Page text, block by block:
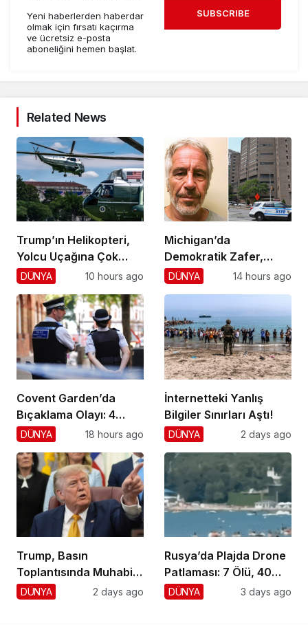
Yeni haberlerden haberdar
olmak için fırsatı kaçırma
ve ücretsiz e-posta
aboneliğini hemen başlat.
SUBSCRIBE
Related News
Trump’ın Helikopteri,
Yolcu Uçağına Çok
Yaklaştı!
DÜNYA 10 hours ago
Michigan’da
Demokratik Zafer,
Cumhuriyetçilere
DÜNYA 14 hours ago
Covent Garden’da
Bıçaklama Olayı: 4
Yaralı, 1 Gözaltı
DÜNYA 18 hours ago
İnternetteki Yanlış
Bilgiler Sınırları Aştı!
DÜNYA 2 days ago
Trump, Basın
Toplantısında Muhabiri
Fena Yerden Aldı
DÜNYA 2 days ago
Rusya’da Plajda Drone
Patlaması: 7 Ölü, 40
Yaralı
DÜNYA 3 days ago